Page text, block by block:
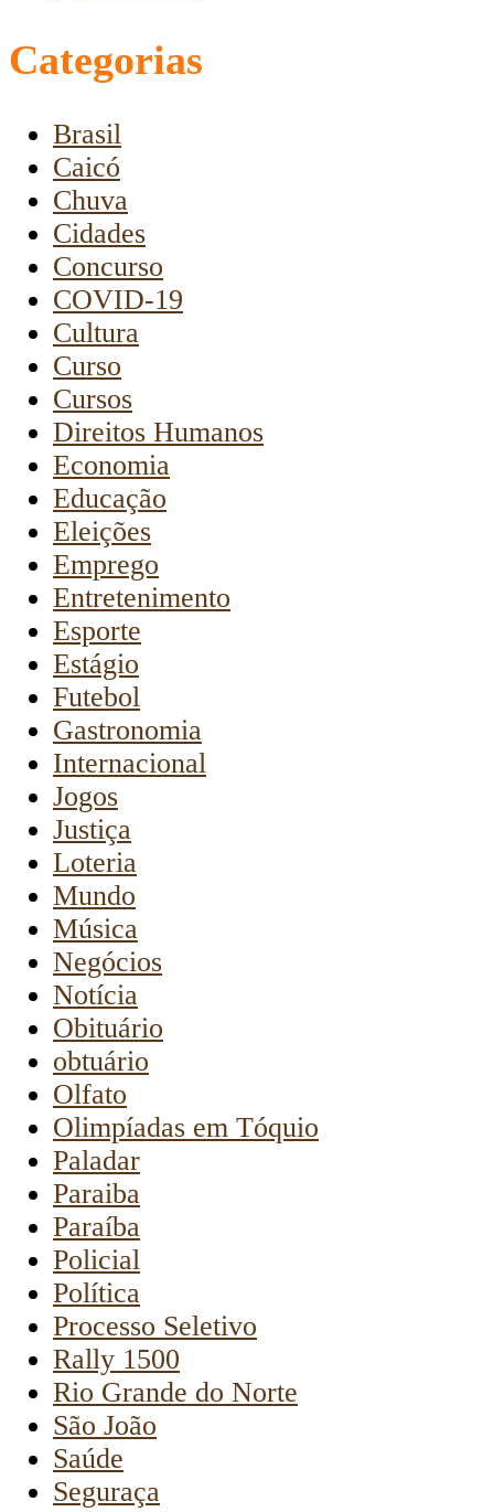
Categorias
Brasil
Caicó
Chuva
Cidades
Concurso
COVID-19
Cultura
Curso
Cursos
Direitos Humanos
Economia
Educação
Eleições
Emprego
Entretenimento
Esporte
Estágio
Futebol
Gastronomia
Internacional
Jogos
Justiça
Loteria
Mundo
Música
Negócios
Notícia
Obituário
obtuário
Olfato
Olimpíadas em Tóquio
Paladar
Paraiba
Paraíba
Policial
Política
Processo Seletivo
Rally 1500
Rio Grande do Norte
São João
Saúde
Seguraça